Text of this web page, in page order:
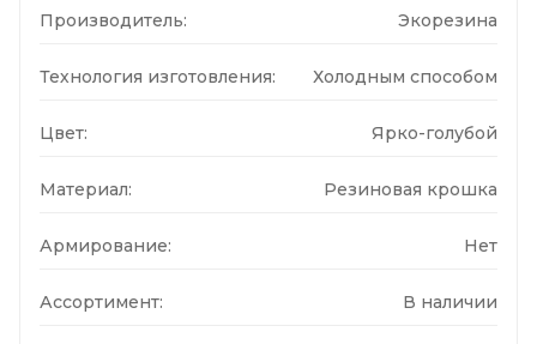
Производитель: Экорезина
Технология изготовления: Холодным способом
Цвет: Ярко-голубой
Материал: Резиновая крошка
Армирование: Нет
Ассортимент: В наличии